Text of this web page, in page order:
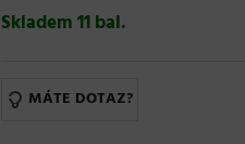
Skladem 11 bal.
MÁTE DOTAZ?